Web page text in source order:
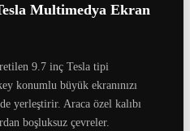
Multimedya Ekran
9.7 inç Tesla tipi
konumlu büyük ekranınızı
yerleştirir. Araca özel kalıbı
boşluksuz çevreler.